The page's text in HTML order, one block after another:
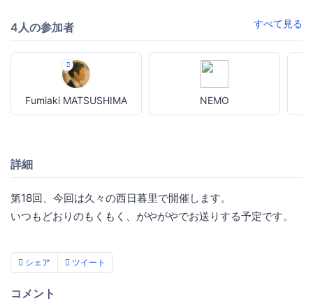
4人の参加者 すべて見る
Fumiaki MATSUSHIMA NEMO
詳細
第18回、今回は久々の西日暮里で開催します。
いつもどおりのもくもく、がやがやでお送りする予定です。
シェア ツイート
コメント